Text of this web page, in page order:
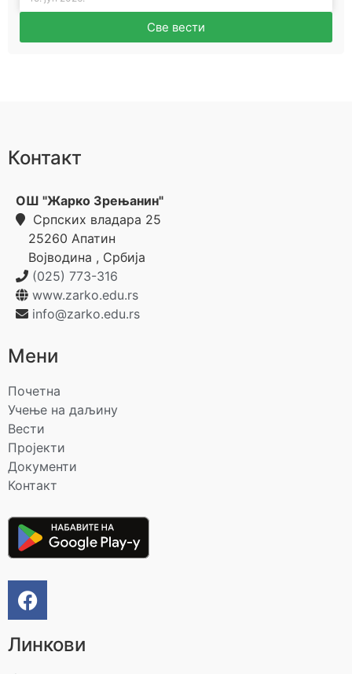
Све вести
Контакт
ОШ "Жарко Зрењанин"
Српских владара 25
25260 Апатин
Војводина , Србија
(025) 773-316
www.zarko.edu.rs
info@zarko.edu.rs
Мени
Почетна
Учење на даљину
Вести
Пројекти
Документи
Контакт
Линкови